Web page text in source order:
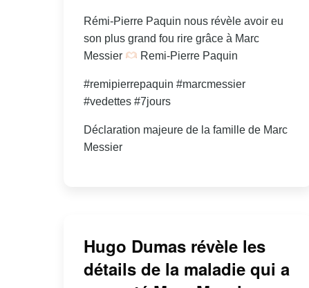
Rémi-Pierre Paquin nous révèle avoir eu
son plus grand fou rire grâce à Marc
Messier
Remi-Pierre Paquin
#remipierrepaquin #marcmessier
#vedettes #7jours
Déclaration majeure de la famille de Marc
Messier
Hugo Dumas révèle les
détails de la maladie qui a